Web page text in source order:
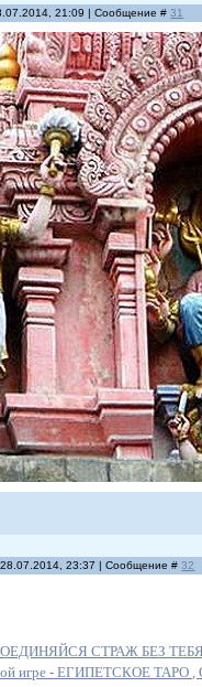
21:09 | Сообщение #31
28.07.2014, 23:37 | Сообщение #32
СТРАЖ БЕЗ
игре - ЕГИПЕТСКОЕ